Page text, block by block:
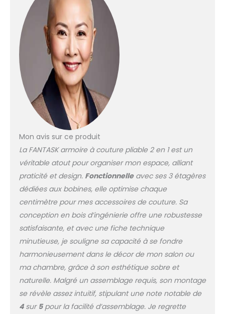
Mon avis sur ce produit
La FANTASK armoire à couture pliable 2 en 1 est un
véritable atout pour organiser mon espace, alliant
praticité et design. Fonctionnelleavec ses 3 étagères
dédiées aux bobines, elle optimise chaque
centimètre pour mes accessoires de couture. Sa
conception en bois d’ingénierie offre une robustesse
satisfaisante, et avec une fiche technique
minutieuse, je souligne sa capacité à se fondre
harmonieusement dans le décor de mon salon ou
ma chambre, grâce à son esthétique sobre et
naturelle. Malgré un assemblage requis, son montage
se révèle assez intuitif, stipulant une note notable de
4sur 5pour la facilité d’assemblage. Je regrette